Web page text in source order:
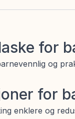
for
og
for
enklere og